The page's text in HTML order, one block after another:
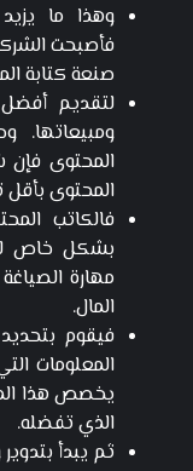
وهذا ما
فأصبحت
صنعة كتابة
لتقديم أفضل
ومبيعاتها.
المحتوى فإن
المحتوى
فالكاتب
بشكل خاص
مهارة
المال.
فيقوم
المعلومات
يخصص هذا
الذي تفضله.
ثم يبدأ